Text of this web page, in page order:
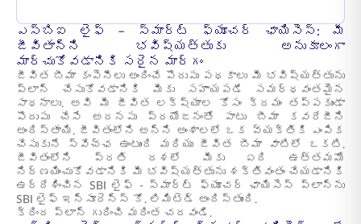
ఎస్‌బిఐ లైఫ్ – స్మార్ట్ ఫ్యూచర్ ఛాయిసెస్: మీ
జీవితాన్ని భవిష్యత్తుకు అనుకూలంగా
మార్చుకోవడానికి సరైన మార్గం
జీవిత బీమా కంపెనీలు అందించే పొదుపు పథకాలు మీ భవిష్యత్తును
ప్లాన్ చేసుకోవడానికి మీకు సహాయపడే సమర్థవంతమైన
సాధనాలు. అవి మీ జీవిత లక్ష్యాల కోసం క్రమం తప్పకుండా
పొదుపు చేసే అదనపు ప్రయోజనంతో పాటు బీమా కవరేజీని
అందిస్తాయి. జీవితంలోని అన్ని అంశాలలో ఒక వ్యక్తికి ఎంపిక
చేసుకునే స్వేచ్ఛ ఉంటుంది మరియు జీవిత బీమా వాటిలో ఒకటి.
జీవితంలోని ప్రతి దశలో మీకు ఏది ఉత్తమమో
నిర్ణయించుకోవడానికి మీ భవిష్యత్తును శక్తివంతం చేయడానికి
ఉద్దేశించిన SBI లైఫ్ - స్మార్ట్ ఫ్యూచర్ ఛాయిసెస్ ప్లాన్‌ను
SBI లైఫ్ ఇన్సూరెన్స్ కో. లిమిటెడ్ అందిస్తుంది.
క్రింద ప్లాన్ గురించి మరింత చదవండి.